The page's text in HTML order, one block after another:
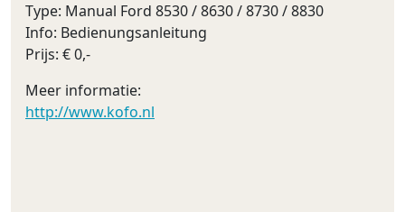
Type: Manual Ford 8530 / 8630 / 8730 / 8830
Info: Bedienungsanleitung
Prijs: € 0,-
Meer informatie:
http://www.kofo.nl